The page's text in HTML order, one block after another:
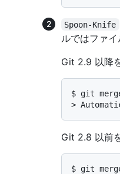
Spoon-Knife
ルではファ
Git 2.9 以降
$ git
>
Git 2.8 以前
$ git